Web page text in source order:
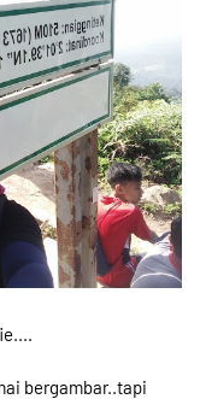
bergambar..tapi